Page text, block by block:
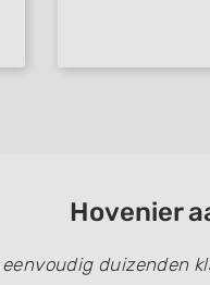
Hovenier
duizenden